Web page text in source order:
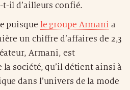
il d’ailleurs confié.
puisque le groupe Armani a
un chiffre d’affaires de 2,3
Armani, est
société, qu’il détient ainsi à
dans l’univers de la mode